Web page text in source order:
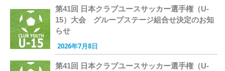
第41回 日本クラブユースサッカー選手権（U-
15）大会 グループステージ組合せ決定のお知
らせ
2026年7月8日
第41回 日本クラブユースサッカー選手権（U-